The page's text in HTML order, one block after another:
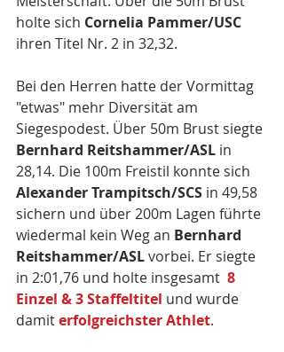
holte sich Cornelia Pammer/USC
ihren Titel Nr. 2 in 32,32.
Bei den Herren hatte der Vormittag
"etwas" mehr Diversität am
Siegespodest. Über 50m Brust siegte
Bernhard Reitshammer/ASL in
28,14. Die 100m Freistil konnte sich
Alexander Trampitsch/SCS in 49,58
sichern und über 200m Lagen führte
wiedermal kein Weg an Bernhard
Reitshammer/ASL vorbei. Er siegte
in 2:01,76 und holte insgesamt 8
Einzel & 3 Staffeltitel und wurde
damit erfolgreichster Athlet.